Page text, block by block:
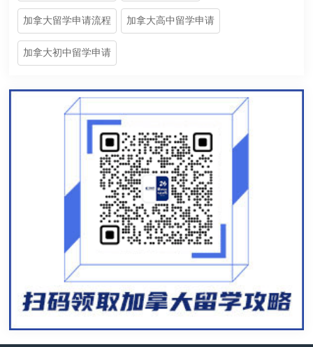
加拿大留学申请流程 加拿大高中留学申请
加拿大初中留学申请